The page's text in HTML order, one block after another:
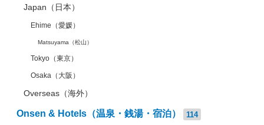
Japan（日本）
Ehime（愛媛）
Matsuyama（松山）
Tokyo（東京）
Osaka（大阪）
Overseas（海外）
Onsen & Hotels（温泉・銭湯・宿泊） 114